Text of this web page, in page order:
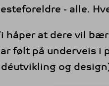
- alle.
håper at dere vil
følt på underveis i
og